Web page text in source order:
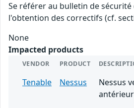
Se référer au bulletin de
l'obtention des correctifs (cf.
None
Impacted products
VENDOR PRODUCT
Tenable Nessus
Nessus